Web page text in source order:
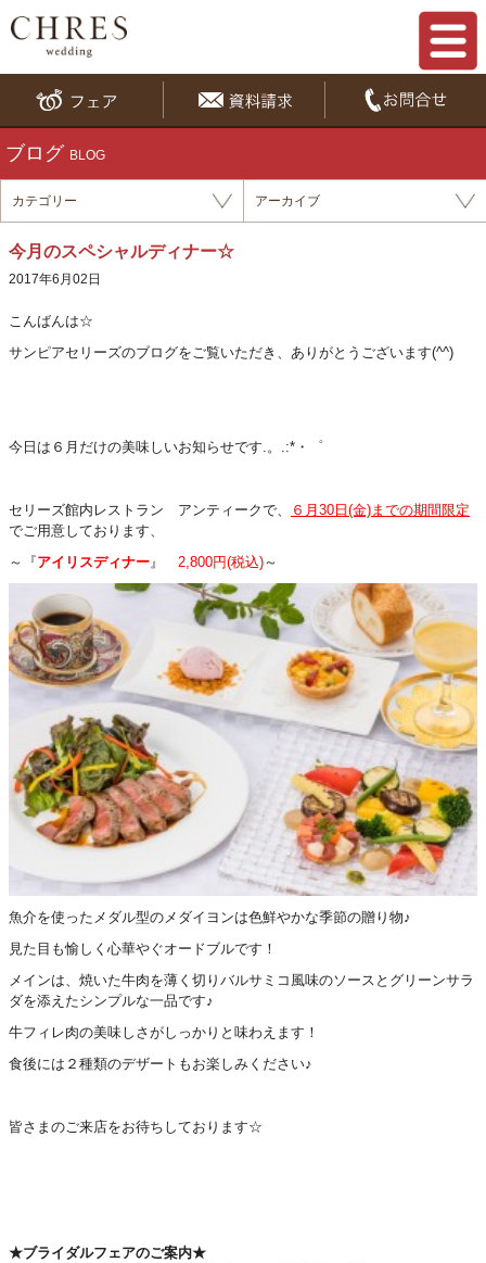
ブログ BLOG
カテゴリー アーカイブ
今月のスペシャルディナー☆
2017年6月02日
こんばんは☆
サンピアセリーズのブログをご覧いただき、ありがとうございます(^^)
今日は６月だけの美味しいお知らせです.。.:*・゜
セリーズ館内レストラン アンティークで、
６月30日(金)までの期間限定
でご用意しております、
～『アイリスディナー』 2,800円(税込)～
魚介を使ったメダル型のメダイヨンは色鮮やかな季節の贈り物♪
見た目も愉しく心華やぐオードブルです！
メインは、焼いた牛肉を薄く切りバルサミコ風味のソースとグリーンサラ
ダを添えたシンプルな一品です♪
牛フィレ肉の美味しさがしっかりと味わえます！
食後には２種類のデザートもお楽しみください♪
皆さまのご来店をお待ちしております☆
★ブライダルフェアのご案内★